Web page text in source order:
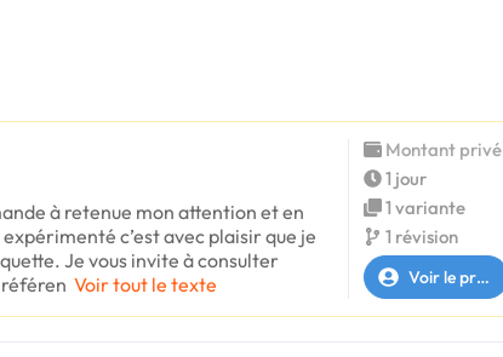
à retenue mon attention et en
c’est avec plaisir que je
Je vous invite à consulter
référen Voir tout le texte
Montant privé
1 jour
1 variante
1 révision
Voir le profil